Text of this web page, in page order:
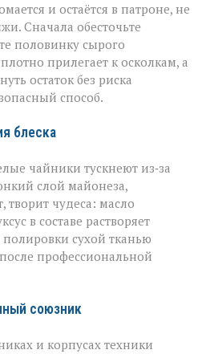
и остаётся в патроне, не
Сначала обесточьте
половинку сырого
прилегает к осколкам, а
остаток без риска
способ.
блеска
чайники тускнеют из‑за
слой майонеза,
чудеса: масло
в составе растворяет
полировки сухой тканью
профессиональной
союзник
и корпусах техники